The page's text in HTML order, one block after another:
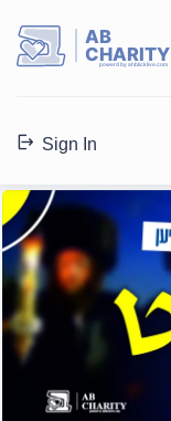
AB
CHARITY
powerd by ahblicklive.com
Sign In